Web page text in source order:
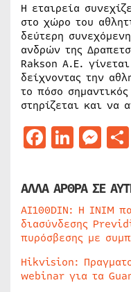
Η εταιρεία
στο χώρο του
δεύτερη
ανδρών της
Rakson Α.Ε.
δείχνοντας την
το πόσο
στηρίζεται και να
Facebook
ΑΛΛΑ ΑΡΘΡΑ ΣΕ
AI100DIN: Η INIM
διασύνδεσης
πυρόσβεσης με
Hikvision:
webinar για τα